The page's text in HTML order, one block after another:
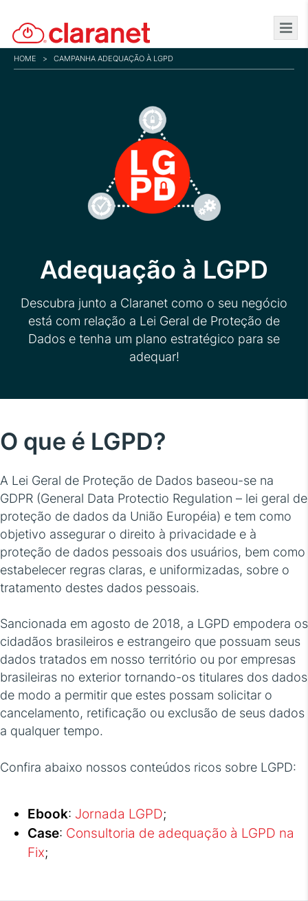
to
main
content
HOME > CAMPANHA ADEQUAÇÃO À LGPD
Adequação à LGPD
Descubra junto a Claranet como o seu negócio
está com relação a Lei Geral de Proteção de
Dados e tenha um plano estratégico para se
adequar!
O que é LGPD?
A Lei Geral de Proteção de Dados baseou-se na
GDPR (General Data Protectio Regulation – lei geral de
proteção de dados da União Européia) e tem como
objetivo assegurar o direito à privacidade e à
proteção de dados pessoais dos usuários, bem como
estabelecer regras claras, e uniformizadas, sobre o
tratamento destes dados pessoais.
Sancionada em agosto de 2018, a LGPD empodera os
cidadãos brasileiros e estrangeiro que possuam seus
dados tratados em nosso território ou por empresas
brasileiras no exterior tornando-os titulares dos dados
de modo a permitir que estes possam solicitar o
cancelamento, retificação ou exclusão de seus dados
a qualquer tempo.
Confira abaixo nossos conteúdos ricos sobre LGPD:
Ebook: Jornada LGPD;
Case: Consultoria de adequação à LGPD na
Fix;